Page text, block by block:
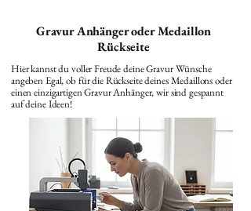
Gravur Anhänger oder Medaillon
Rückseite
Hier kannst du voller Freude deine Gravur Wünsche
angeben Egal, ob für die Rückseite deines Medaillons oder
einen einzigartigen Gravur Anhänger, wir sind gespannt
auf deine Ideen!